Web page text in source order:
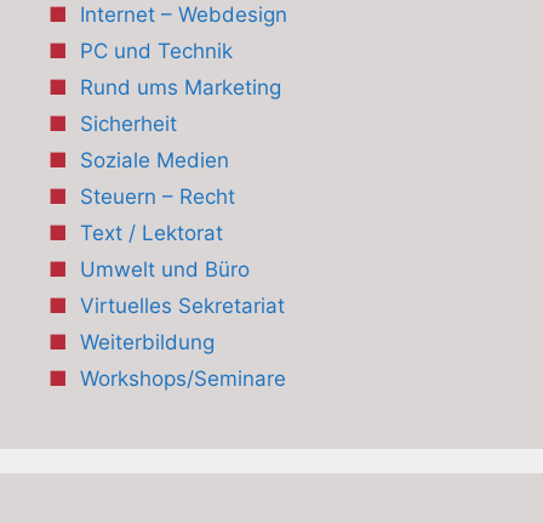
Internet – Webdesign
PC und Technik
Rund ums Marketing
Sicherheit
Soziale Medien
Steuern – Recht
Text / Lektorat
Umwelt und Büro
Virtuelles Sekretariat
Weiterbildung
Workshops/Seminare